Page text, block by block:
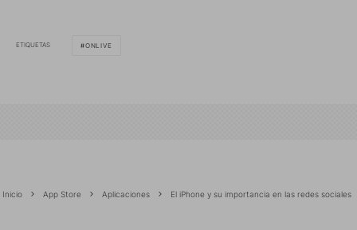
ETIQUETAS ONLIVE
Inicio App Store Aplicaciones El iPhone y su importancia en las redes sociales